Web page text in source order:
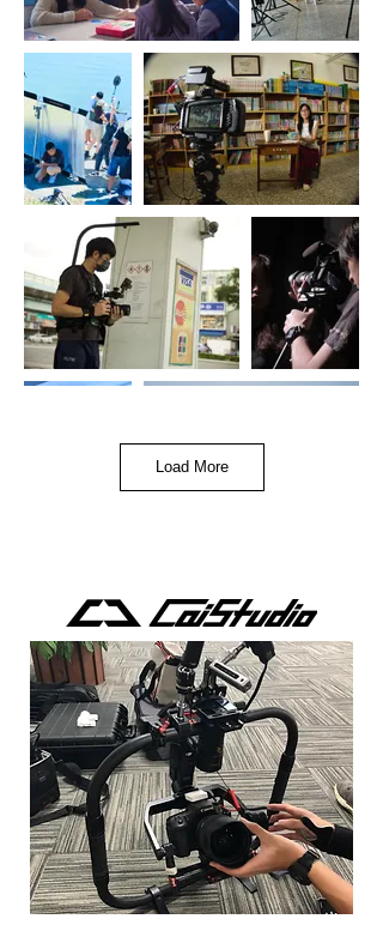
Load More